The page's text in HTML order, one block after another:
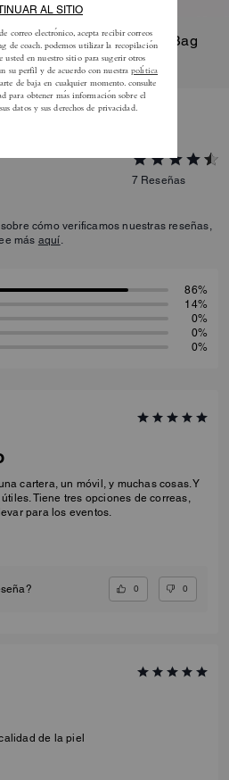
correas intercambiables para
llevarlo cruzado y como bolso
de hombro corto con la correa
de piel o la elegante correa de
cadena. (¡Te queremos, Rexy!)
Brook Flap Chain Bag
7 Reseñas
cómo verificamos nuestras reseñas,
más aquí
86%
14%
0%
0%
0%
cartera, un móvil, y muchas cosas. Y
Tiene tres opciones de correas,
para los eventos.
0 0
de la piel